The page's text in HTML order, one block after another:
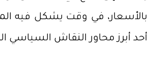
بالأسعار، في وقت يشكل فيه
أحد أبرز محاور النقاش السياسي